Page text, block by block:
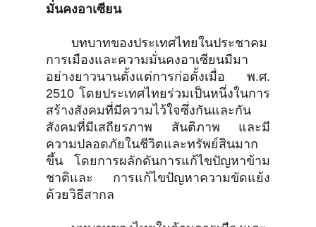
มั่นคงอาเซียน
บทบาทของประเทศไทยในประชาคม
การเมืองและความมั่นคงอาเซียนมีมา
อย่างยาวนานตั้งแต่การก่อตั้งเมื่อ พ.ศ.
2510 โดยประเทศไทยร่วมเป็นหนึ่งในการ
สร้างสังคมที่มีความไว้ใจซึ่งกันและกัน
สังคมที่มีเสถียรภาพ สันติภาพ และมี
ความปลอดภัยในชีวิตและทรัพย์สินมาก
ขึ้น โดยการผลักดันการแก้ไขปัญหาข้าม
ชาติและ การแก้ไขปัญหาความขัดแย้ง
ด้วยวิธีสากล